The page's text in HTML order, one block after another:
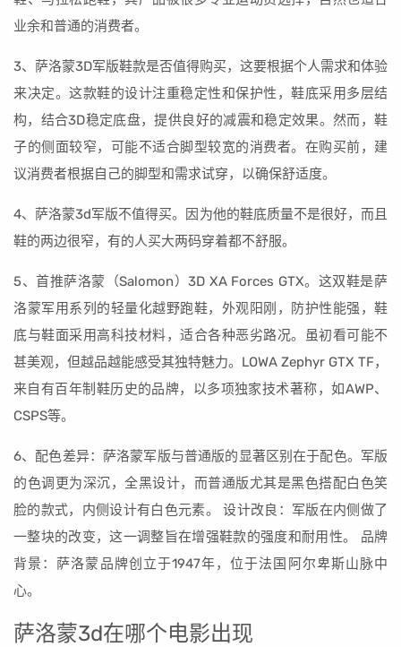
业余和普通的消费者。
3、萨洛蒙3D军版鞋款是否值得购买，这要根据个人需求和体验
来决定。这款鞋的设计注重稳定性和保护性，鞋底采用多层结
构，结合3D稳定底盘，提供良好的减震和稳定效果。然而，鞋
子的侧面较窄，可能不适合脚型较宽的消费者。在购买前，建
议消费者根据自己的脚型和需求试穿，以确保舒适度。
4、萨洛蒙3d军版不值得买。因为他的鞋底质量不是很好，而且
鞋的两边很窄，有的人买大两码穿着都不舒服。
5、首推萨洛蒙（Salomon）3D XA Forces GTX。这双鞋是萨
洛蒙军用系列的轻量化越野跑鞋，外观阳刚，防护性能强，鞋
底与鞋面采用高科技材料，适合各种恶劣路况。虽初看可能不
甚美观，但越品越能感受其独特魅力。LOWA Zephyr GTX TF，
来自有百年制鞋历史的品牌，以多项独家技术著称，如AWP、
CSPS等。
6、配色差异：萨洛蒙军版与普通版的显著区别在于配色。军版
的色调更为深沉，全黑设计，而普通版尤其是黑色搭配白色笑
脸的款式，内侧设计有白色元素。 设计改良：军版在内侧做了
一整块的改变，这一调整旨在增强鞋款的强度和耐用性。 品牌
背景：萨洛蒙品牌创立于1947年，位于法国阿尔卑斯山脉中
心。
萨洛蒙3d在哪个电影出现